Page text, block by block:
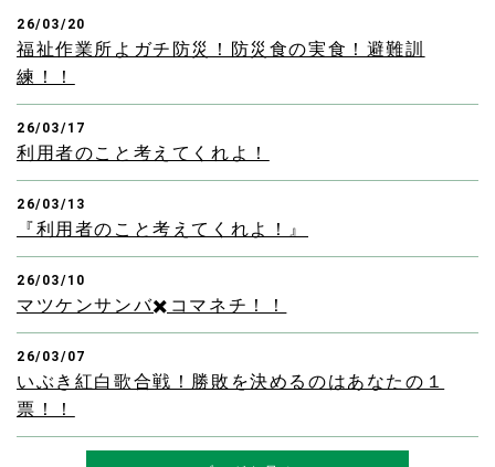
26/03/20
福祉作業所よガチ防災！防災食の実食！避難訓
練！！
26/03/17
利用者のこと考えてくれよ！
26/03/13
『利用者のこと考えてくれよ！』
26/03/10
マツケンサンバ✖️コマネチ！！
26/03/07
いぶき紅白歌合戦！勝敗を決めるのはあなたの１
票！！